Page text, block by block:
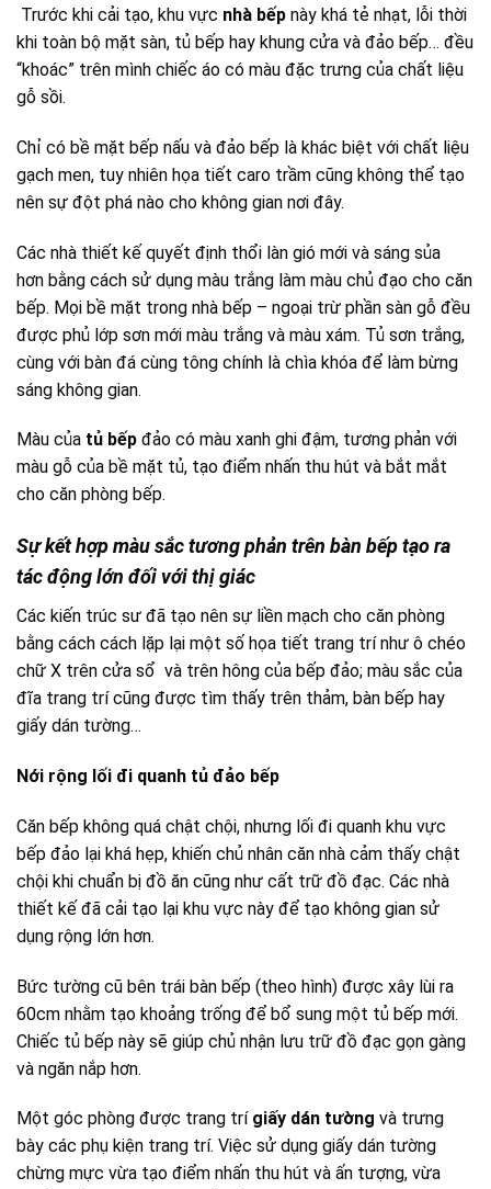
Trước khi cải tạo, khu vực nhà bếp này khá tẻ nhạt, lỗi thời
khi toàn bộ mặt sàn, tủ bếp hay khung cửa và đảo bếp… đều
“khoác” trên mình chiếc áo có màu đặc trưng của chất liệu
gỗ sồi.
Chỉ có bề mặt bếp nấu và đảo bếp là khác biệt với chất liệu
gạch men, tuy nhiên họa tiết caro trầm cũng không thể tạo
nên sự đột phá nào cho không gian nơi đây.
Các nhà thiết kế quyết định thổi làn gió mới và sáng sủa
hơn bằng cách sử dụng màu trắng làm màu chủ đạo cho căn
bếp. Mọi bề mặt trong nhà bếp – ngoại trừ phần sàn gỗ đều
được phủ lớp sơn mới màu trắng và màu xám. Tủ sơn trắng,
cùng với bàn đá cùng tông chính là chìa khóa để làm bừng
sáng không gian.
Màu của tủ bếp đảo có màu xanh ghi đậm, tương phản với
màu gỗ của bề mặt tủ, tạo điểm nhấn thu hút và bắt mắt
cho căn phòng bếp.
Sự kết hợp màu sắc tương phản trên bàn bếp tạo ra
tác động lớn đối với thị giác
Các kiến trúc sư đã tạo nên sự liền mạch cho căn phòng
bằng cách cách lặp lại một số họa tiết trang trí như ô chéo
chữ X trên cửa sổ và trên hông của bếp đảo; màu sắc của
đĩa trang trí cũng được tìm thấy trên thảm, bàn bếp hay
giấy dán tường…
Nới rộng lối đi quanh tủ đảo bếp
Căn bếp không quá chật chội, nhưng lối đi quanh khu vực
bếp đảo lại khá hẹp, khiến chủ nhân căn nhà cảm thấy chật
chội khi chuẩn bị đồ ăn cũng như cất trữ đồ đạc. Các nhà
thiết kế đã cải tạo lại khu vực này để tạo không gian sử
dụng rộng lớn hơn.
Bức tường cũ bên trái bàn bếp (theo hình) được xây lùi ra
60cm nhằm tạo khoảng trống để bổ sung một tủ bếp mới.
Chiếc tủ bếp này sẽ giúp chủ nhận lưu trữ đồ đạc gọn gàng
và ngăn nắp hơn.
Một góc phòng được trang trí giấy dán tường và trưng
bày các phụ kiện trang trí. Việc sử dụng giấy dán tường
chừng mực vừa tạo điểm nhấn thu hút và ấn tượng, vừa